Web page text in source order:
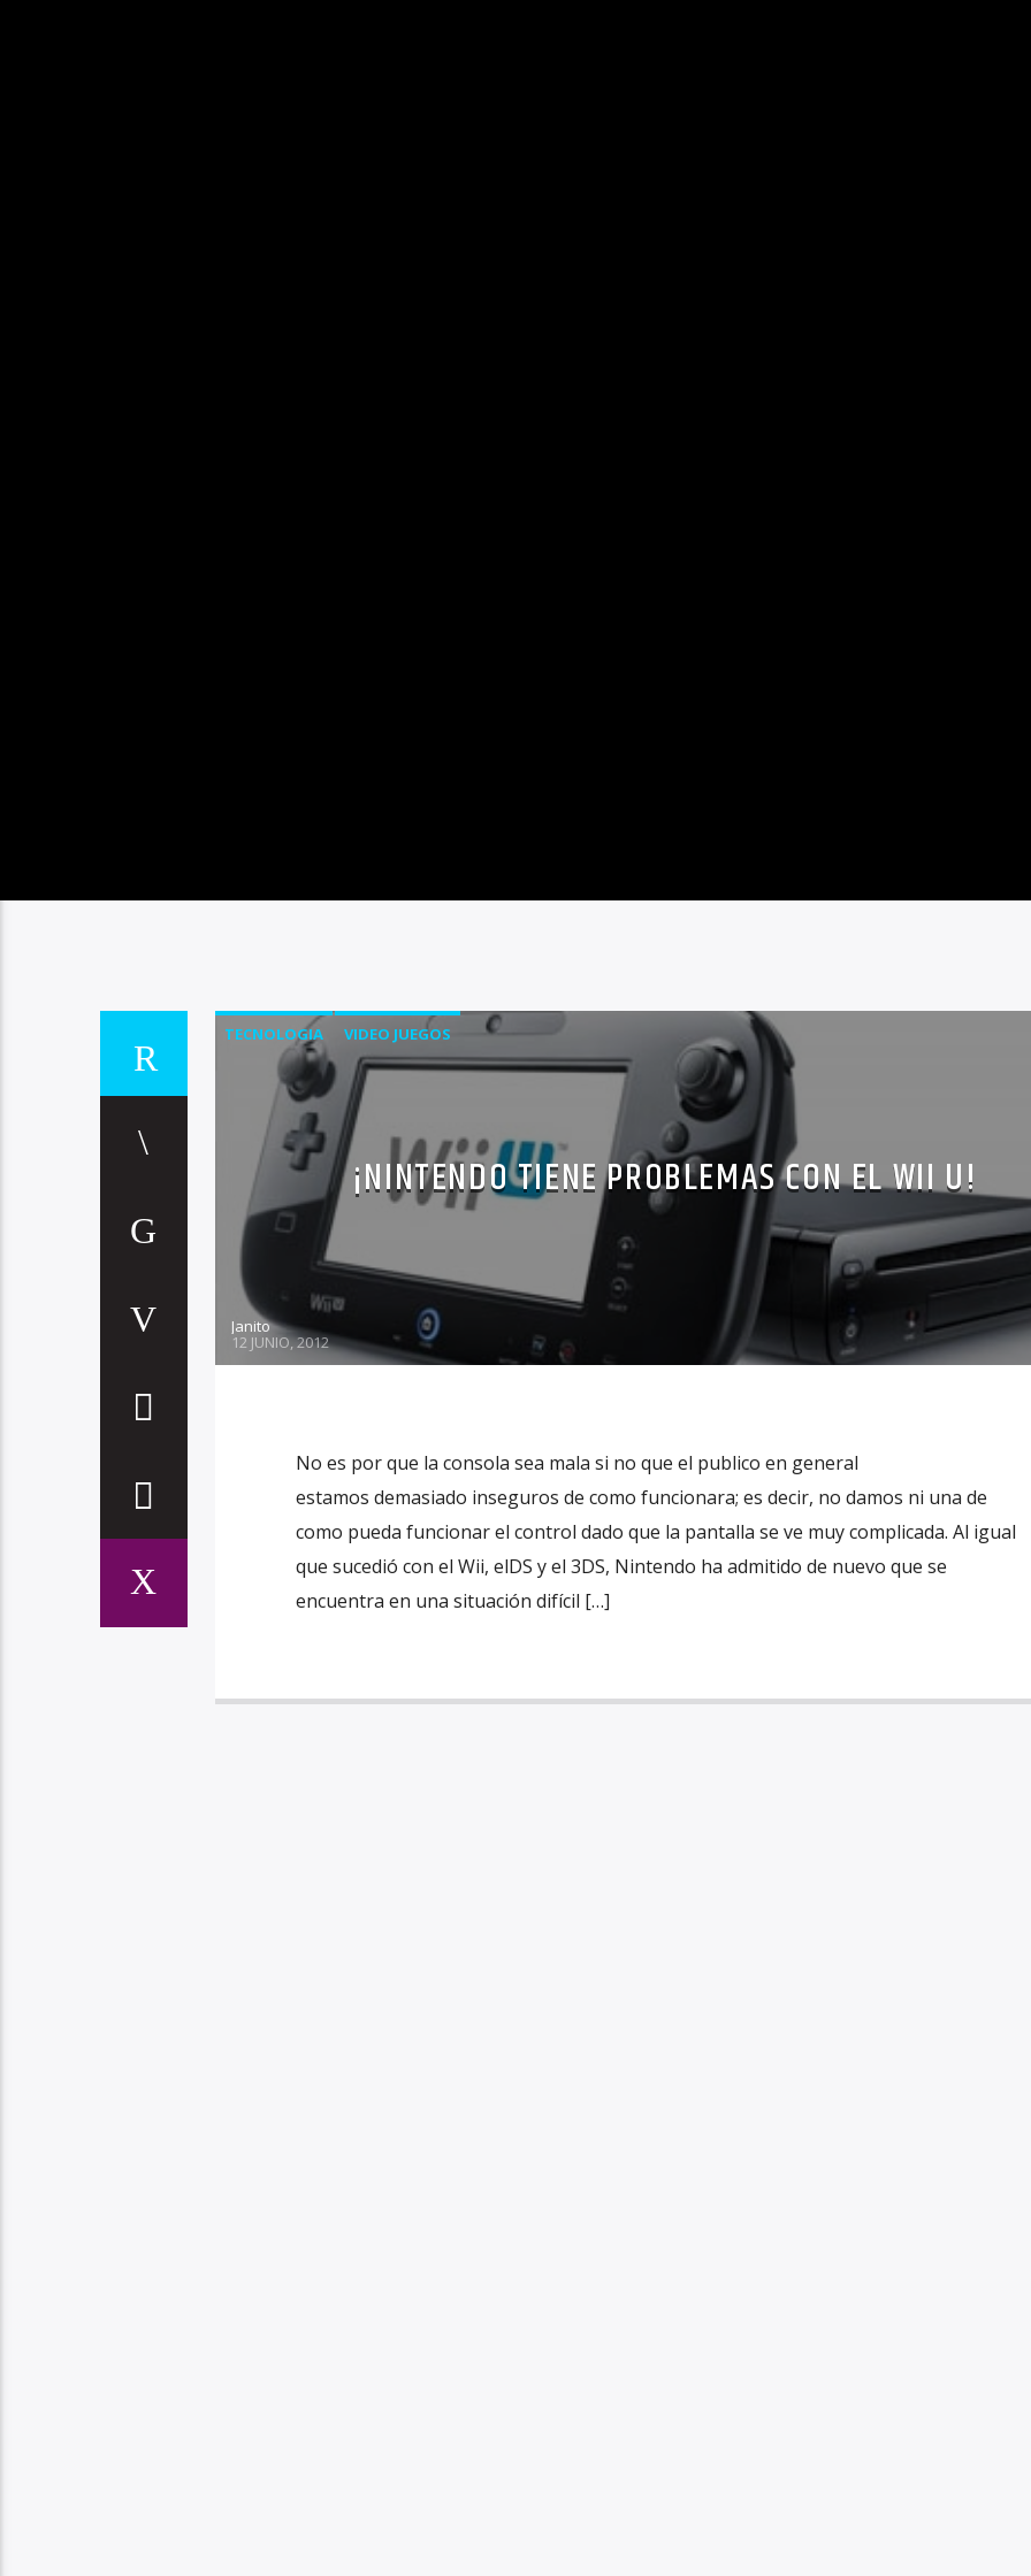
TECNOLOGIA VIDEO JUEGOS
¡NINTENDO TIENE PROBLEMAS CON EL WII U!
Janito
12 JUNIO, 2012
No es por que la consola sea mala si no que el publico en general
estamos demasiado inseguros de como funcionara; es decir, no damos ni una de
como pueda funcionar el control dado que la pantalla se ve muy complicada. Al igual
que sucedió con el Wii, elDS y el 3DS, Nintendo ha admitido de nuevo que se
encuentra en una situación difícil […]